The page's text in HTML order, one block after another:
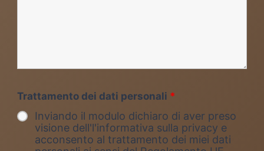
Trattamento dei dati personali *
Inviando il modulo dichiaro di aver preso
visione dell'l'informativa sulla privacy e
acconsento al trattamento dei miei dati